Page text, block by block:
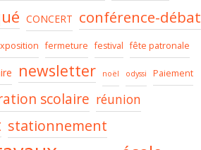
CONCERT conférence-débat
fermeture festival fête patronale
newsletter noël odyssi Paiement
scolaire réunion
stationnement